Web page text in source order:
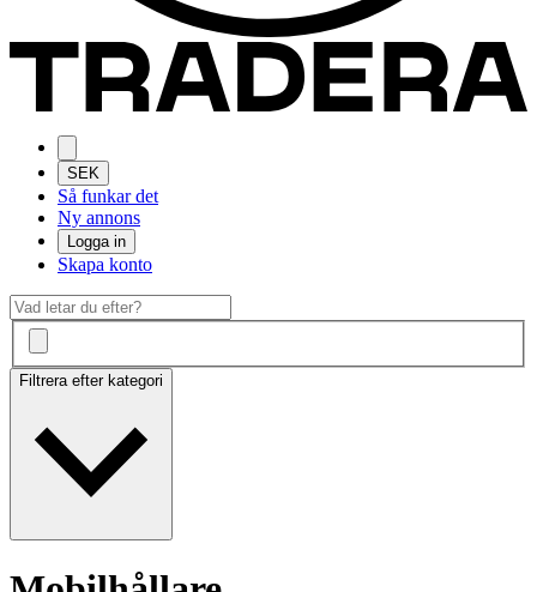
SEK
Så funkar det
Ny annons
Logga in
Skapa konto
Filtrera efter kategori